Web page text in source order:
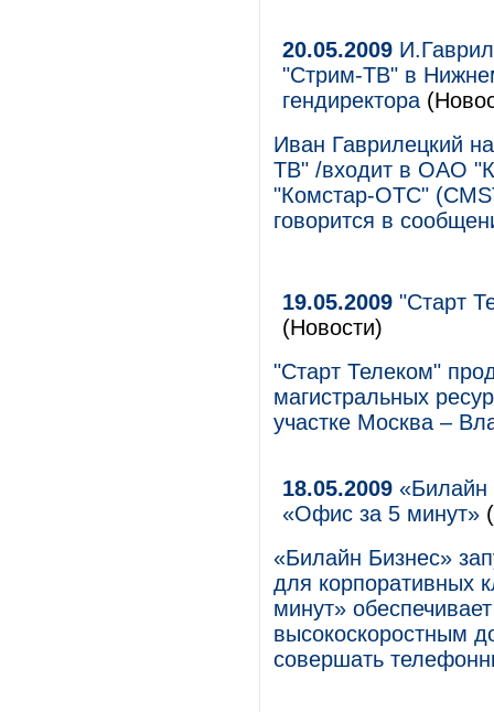
20.05.2009
"Стрим-ТВ" в
гендиректора
Иван Гаврилецкий
ТВ" /входит в ОАО
"Комстар-ОТС"
говорится в
19.05.2009 "Старт
(Новости)
"Старт Телеком"
магистральных
участке Москва –
18.05.2009 «Билайн
«Офис за 5 минут»
«Билайн Бизнес»
для корпоративных
минут»
высокоскоростным
совершать